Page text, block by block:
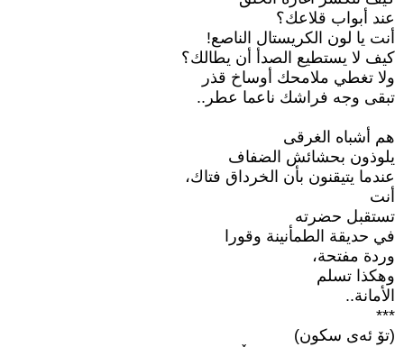
عند أبواب قلاعك؟
أنت يا لون الكريستال الناصع!
كيف لا يستطيع الصدأ أن يطالك؟
ولا تغطي ملامحك أوساخ قذر
تبقى وجه فراشك ناعما عطر..
هم أشباه الغرقى
يلوذون بحشائش الضفاف
عندما يتيقنون بأن الخرداق فتاك،
أنت
تستقبل حضرته
في حديقة الطمأنينة وقورا
وردة مفتحة،
وهكذا تسلم
الأمانة..
***
(تۆ ئەی سکون)